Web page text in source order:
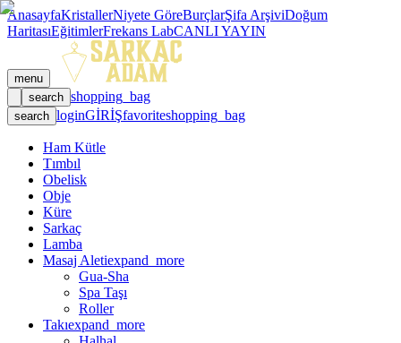
AnasayfaKristallerNiyete GöreBurçlarŞifa ArşiviDoğum
HaritasıEğitimlerFrekans LabCANLI YAYIN
menu
search shopping_bag
search loginGİRİŞfavoriteshopping_bag
Ham Kütle
Tımbıl
Obelisk
Obje
Küre
Sarkaç
Lamba
Masaj Aletiexpand_more
Gua-Sha
Spa Taşı
Roller
Takıexpand_more